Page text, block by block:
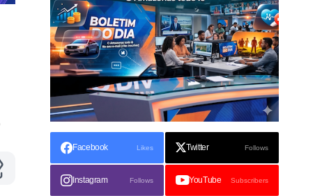
Facebook Likes Twitter Follows
Instagram Follows YouTube Subscribers